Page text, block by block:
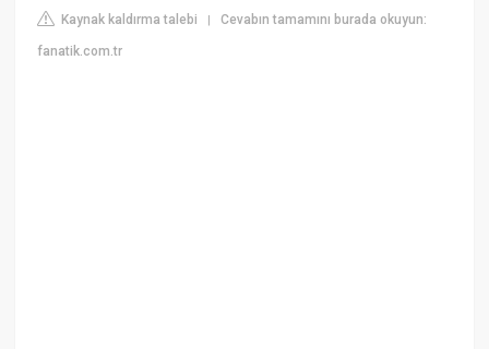
Kaynak kaldırma talebi |Cevabın tamamını burada okuyun:
fanatik.com.tr